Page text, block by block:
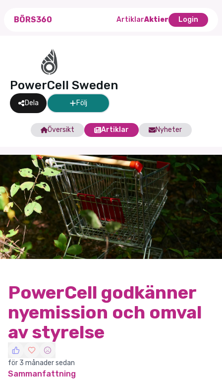
BÖRS360 ArtiklarAktier Login
PowerCell Sweden
Dela Följ
Översikt Artiklar Nyheter
PowerCell godkänner
nyemission och omval
av styrelse
för 3 månader sedan
Sammanfattning